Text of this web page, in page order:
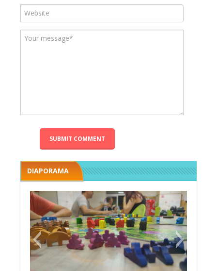
DIAPORAMA